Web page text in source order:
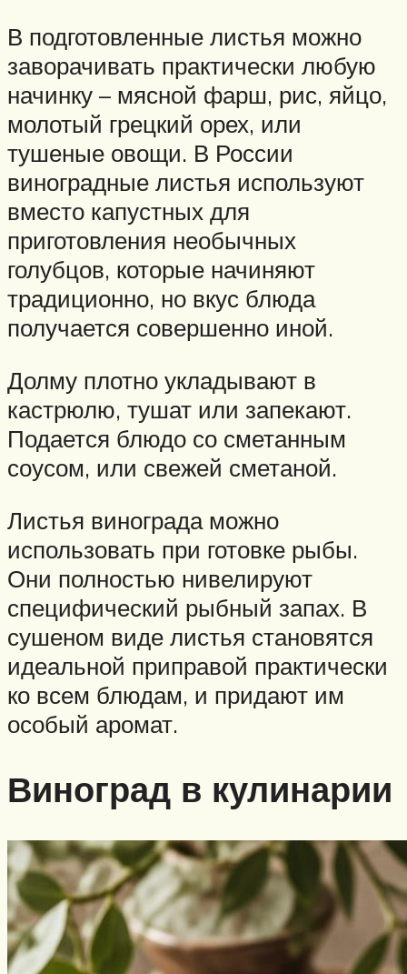
В подготовленные листья можно
заворачивать практически любую
начинку – мясной фарш, рис, яйцо,
молотый грецкий орех, или
тушеные овощи. В России
виноградные листья используют
вместо капустных для
приготовления необычных
голубцов, которые начиняют
традиционно, но вкус блюда
получается совершенно иной.
Долму плотно укладывают в
кастрюлю, тушат или запекают.
Подается блюдо со сметанным
соусом, или свежей сметаной.
Листья винограда можно
использовать при готовке рыбы.
Они полностью нивелируют
специфический рыбный запах. В
сушеном виде листья становятся
идеальной приправой практически
ко всем блюдам, и придают им
особый аромат.
Виноград в кулинарии